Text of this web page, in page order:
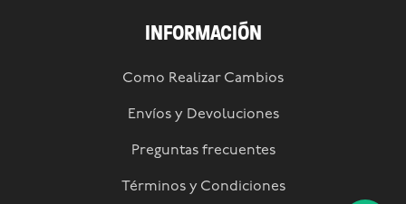
INFORMACIÓN
Como Realizar Cambios
Envíos y Devoluciones
Preguntas frecuentes
Términos y Condiciones